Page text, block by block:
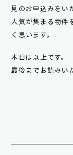
見のお申込みをい
人気が集まる物件
く思います。
本日は以上です。
最後までお読みい